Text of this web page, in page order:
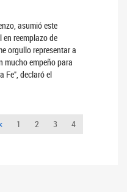
asumió este
reemplazo de
orgullo representar a
mucho empeño para
Fe", declaró el
1 2 3
4